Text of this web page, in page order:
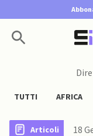
TUTTI AFRICA
Articoli 18